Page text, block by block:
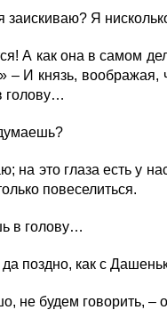
заискиваю? Я
А как она в самом
И князь, воображая,
голову…
на это глаза есть у
повеселиться.
в голову…
поздно, как с
не будем говорить, –